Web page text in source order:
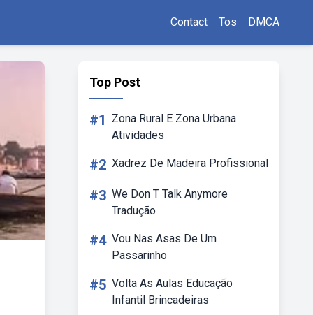
Contact Tos DMCA
Top Post
#1
Zona Rural E Zona Urbana
Atividades
#2 Xadrez De Madeira Profissional
#3 We Don T Talk Anymore
Tradução
#4 Vou Nas Asas De Um
Passarinho
#5 Volta As Aulas Educação
Infantil Brincadeiras